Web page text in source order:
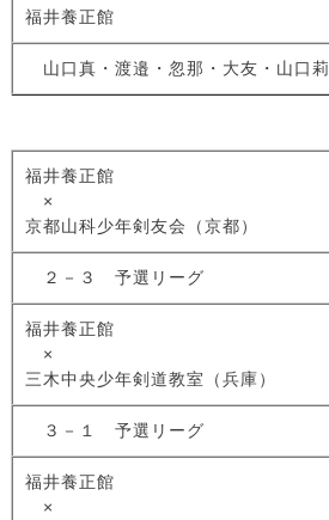
福井養正館
山口真・渡邉・忽那・大友・山口莉
福井養正館
×
京都山科少年剣友会（京都）
２－３ 予選リーグ
福井養正館
×
三木中央少年剣道教室（兵庫）
３－１ 予選リーグ
福井養正館
×